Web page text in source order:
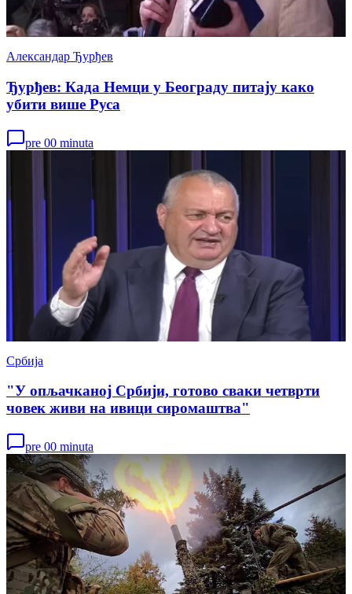
Александар Ђурђев
Ђурђев: Када Немци у Београду питају како
убити више Руса
pre 00 minuta
Србија
"У опљачканој Србији, готово сваки четврти
човек живи на ивици сиромаштва"
pre 00 minuta